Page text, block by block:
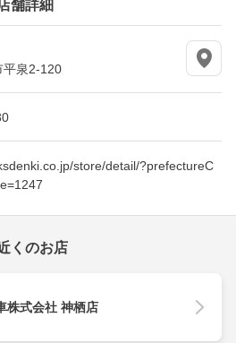
舗詳細
平泉2-120
store/detail/?prefectureC
くのお店
株式会社 神栖店